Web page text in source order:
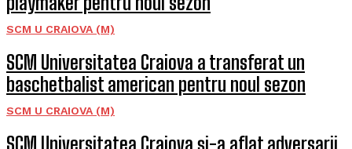
SCM U CRAIOVA (M)
SCM Universitatea Craiova a transferat un
baschetbalist american pentru noul sezon
SCM U CRAIOVA (M)
SCM Universitatea Craiova și-a aflat adversarii